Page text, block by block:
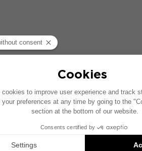
を基に作成されています。特定の
の配置が異なることがあります。
応製品の提案です。各製品はセット